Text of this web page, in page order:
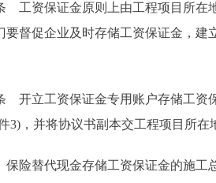
资保证金原则上由工程项目所在地
要督促企业及时存储工资保证金，
立工资保证金专用账户存储工资保
3)，并将协议书副本交工程项目所在
替代现金存储工资保证金的施工